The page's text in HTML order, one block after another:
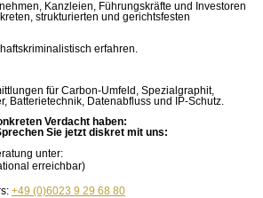
Kanzleien, Führungskräfte und Investoren
strukturierten und gerichtsfesten
erfahren.
Verdacht haben:
Sie jetzt diskret mit uns:
unter:
erreichbar)
+49 (0)6023 9 29 68 80